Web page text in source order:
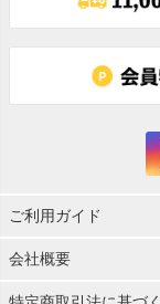
ご利用ガイド
会社概要